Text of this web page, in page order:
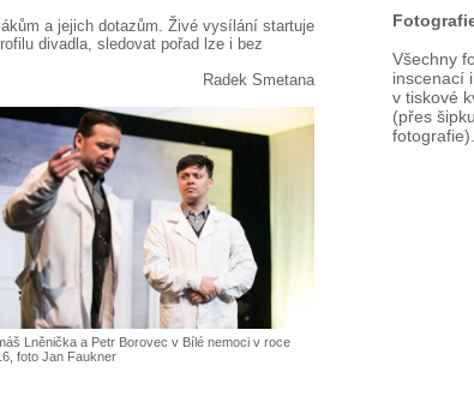
a jejich dotazům. Živé vysílání startuje
divadla, sledovat pořad lze i bez
Radek Smetana
Lněnička a Petr Borovec v Bílé nemoci v roce
foto Jan Faukner
Všechny
inscenací
v tiskové
(přes
fotografie).